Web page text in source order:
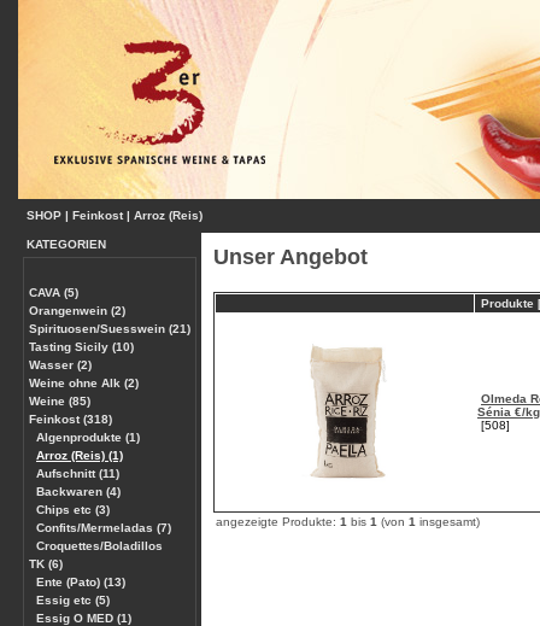
SHOP | Feinkost| Arroz (Reis)
KATEGORIEN
CAVA (5)
Orangenwein (2)
Spirituosen/Suesswein (21)
Tasting Sicily (10)
Wasser (2)
Weine ohne Alk (2)
Weine (85)
Feinkost (318)
Algenprodukte (1)
Arroz (Reis) (1)
Aufschnitt (11)
Backwaren (4)
Chips etc (3)
Confits/Mermeladas (7)
Croquettes/Boladillos
TK (6)
Ente (Pato) (13)
Essig etc (5)
Essig O MED (1)
Unser Angebot
Produkte
Olmeda
Sénia €/kg
[508]
angezeigte Produkte: 1 bis 1 (von 1 insgesamt)